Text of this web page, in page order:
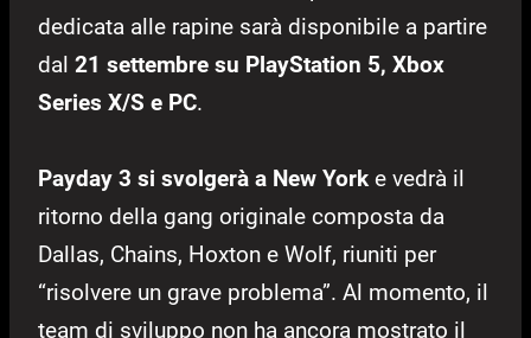
dedicata alle rapine sarà disponibile a partire
dal 21 settembre su PlayStation 5, Xbox
Series X/S e PC.
Payday 3 si svolgerà a New York e vedrà il
ritorno della gang originale composta da
Dallas, Chains, Hoxton e Wolf, riuniti per
“risolvere un grave problema”. Al momento, il
team di sviluppo non ha ancora mostrato il